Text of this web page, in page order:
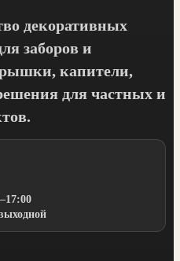
декоративных
заборов и
капители,
для частных и